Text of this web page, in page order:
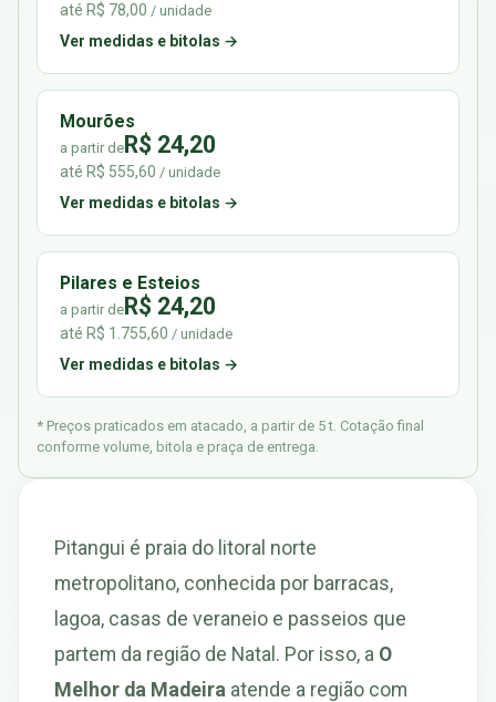
até R$ 78,00 / unidade
Ver medidas e bitolas →
Mourões
a partir deR$ 24,20
até R$ 555,60 / unidade
Ver medidas e bitolas →
Pilares e Esteios
a partir deR$ 24,20
até R$ 1.755,60 / unidade
Ver medidas e bitolas →
* Preços praticados em atacado, a partir de 5 t. Cotação final
conforme volume, bitola e praça de entrega.
Pitangui é praia do litoral norte
metropolitano, conhecida por barracas,
lagoa, casas de veraneio e passeios que
partem da região de Natal. Por isso, a O
Melhor da Madeira atende a região com